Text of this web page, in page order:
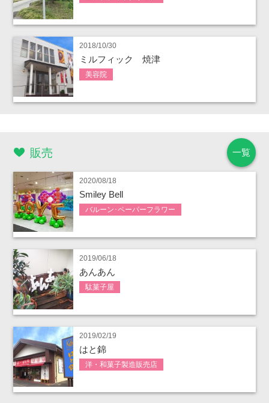
2018/10/30
ミルフィック 焼津
美容院
一覧
販売
2020/08/18
Smiley Bell
バルーン･ペーパーフラワー
2019/06/18
あんあん
駄菓子屋
2019/02/19
はと錦
洋・和菓子製造販売店